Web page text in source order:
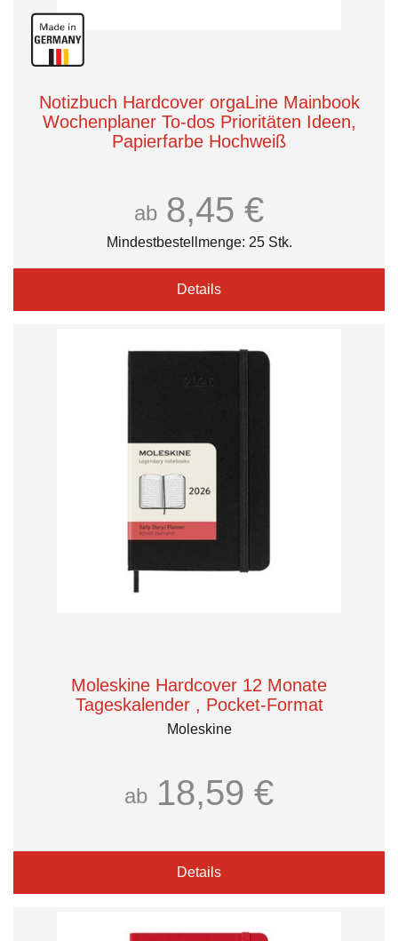
Notizbuch Hardcover orgaLine Mainbook
Wochenplaner To-dos Prioritäten Ideen,
Papierfarbe Hochweiß
ab 8,45 €
Mindestbestellmenge: 25 Stk.
Details
Moleskine Hardcover 12 Monate
Tageskalender , Pocket-Format
Moleskine
ab 18,59 €
Details